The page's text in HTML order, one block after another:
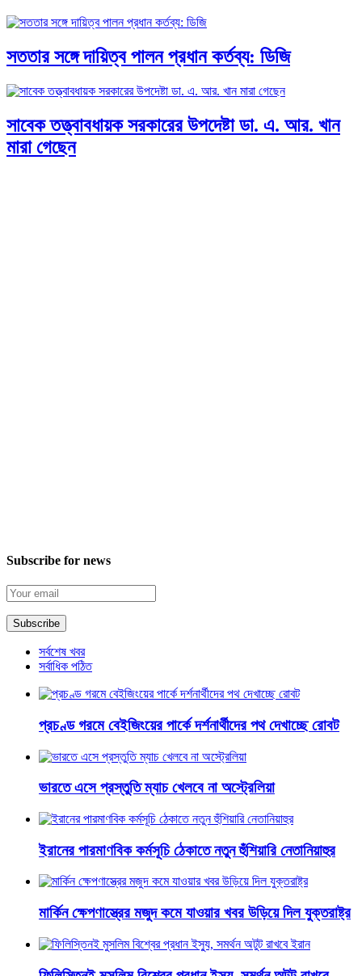
সততার সঙ্গে দায়িত্ব পালন প্রধান কর্তব্য: ডিজি
সাবেক তত্ত্বাবধায়ক সরকারের উপদেষ্টা ডা. এ. আর. খান
মারা গেছেন
Subscribe for news
সর্বশেষ খবর
সর্বাধিক পঠিত
প্রচণ্ড গরমে বেইজিংয়ের পার্কে দর্শনার্থীদের পথ দেখাচ্ছে রোবট
ভারতে এসে প্রস্তুতি ম্যাচ খেলবে না অস্ট্রেলিয়া
ইরানের পারমাণবিক কর্মসূচি ঠেকাতে নতুন হুঁশিয়ারি নেতানিয়াহুর
মার্কিন ক্ষেপণাস্ত্রের মজুদ কমে যাওয়ার খবর ‍উড়িয়ে দিল যুক্তরাষ্ট্র